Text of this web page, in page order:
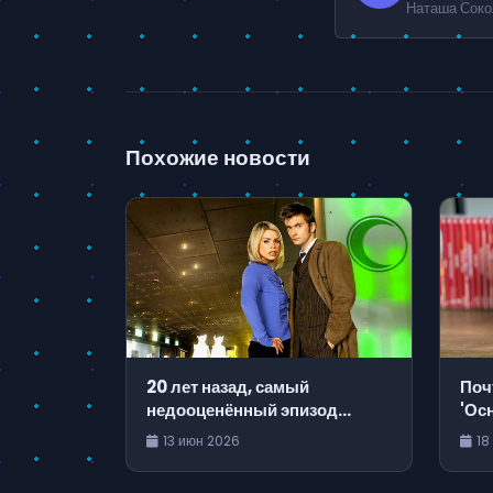
Наташа
Похожие новости
20 лет назад, самый
недооценённый эпизод
Доктора Кто проверил веру
13 июн 2026